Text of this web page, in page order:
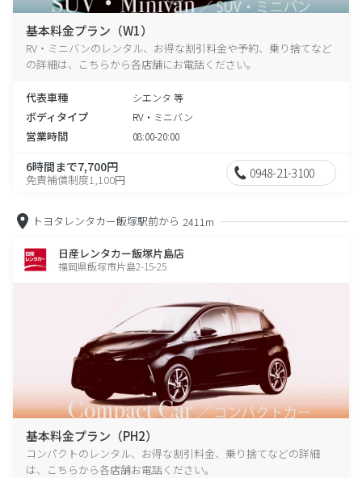
基本料金プラン（W1）
RV・ミニバンのレンタル、お得な割引料金や予約、乗り捨てなど
の詳細は、こちらから各店舗にお電話ください。
代表車種 シエンタ 等
ボディタイプ RV・ミニバン
営業時間 08:00-20:00
6時間まで7,700円
免責補償制度1,100円 0948-21-3100
トヨタレンタカー飯塚駅前から 2411m
日産レンタカー飯塚片島店
福岡県飯塚市片島2-15-25
基本料金プラン（PH2）
コンパクトのレンタル、お得な割引料金、乗り捨てなどの詳細
は、こちらから各店舗お電話ください。